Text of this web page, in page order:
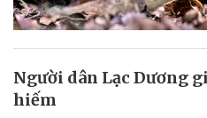
Người dân Lạc Dương
hiếm